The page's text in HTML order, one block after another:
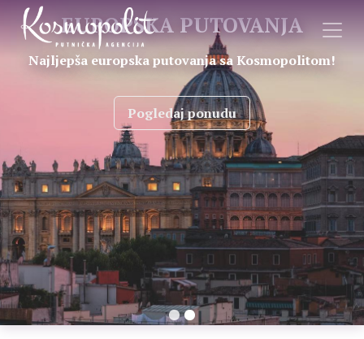
EUROPSKA PUTOVANJA
Najljepša europska putovanja sa Kosmopolitom!
Pogledaj ponudu